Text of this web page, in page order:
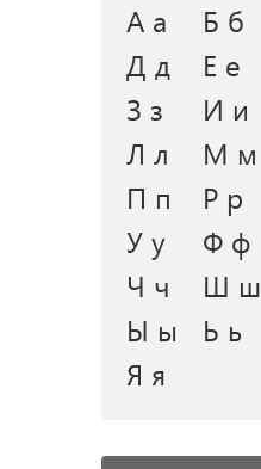
А а Б б
Д д
Е е
З з
И и
Л л
М м
П п
Р р
У у
Ф ф
Ч ч
Ш ш
Ы ы
Ь ь
Я я